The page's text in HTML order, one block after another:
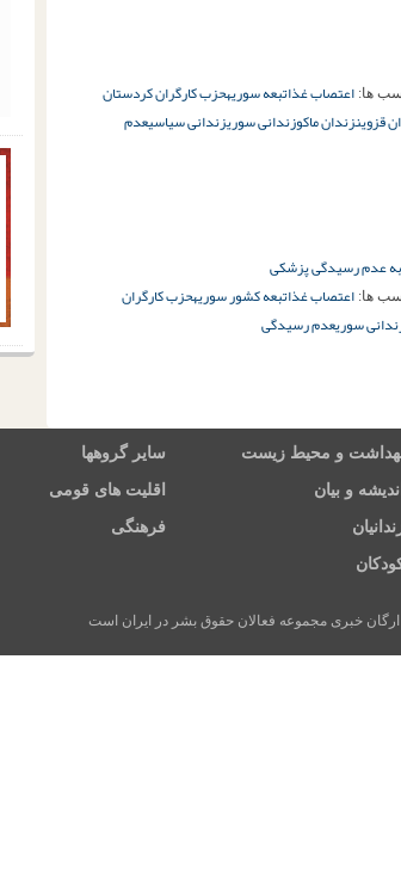
ها: اعتصاب غذاتبعه سوریهحزب کارگران کردستان
قزوینزندان ماکوزندانی سوریزندانی سیاسیعدم
عدم رسیدگی پزشکی
ها: اعتصاب غذاتبعه کشور سوریهحزب کارگران
سوریعدم رسیدگی
و محیط زیست سایر گروهها
اندیشه و بیان اقلیت های قومی
فرهنگی